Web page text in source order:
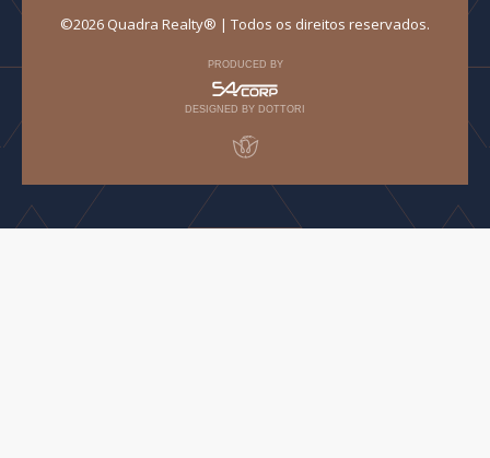
©2026 Quadra Realty® | Todos os direitos reservados.
PRODUCED BY
DESIGNED BY DOTTORI